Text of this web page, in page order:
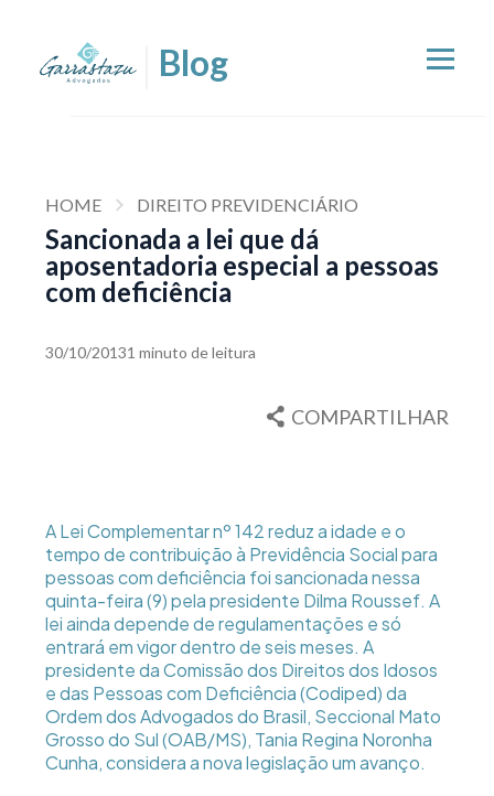
HOME DIREITO PREVIDENCIÁRIO
Sancionada a lei que dá
aposentadoria especial a pessoas
com deficiência
30/10/20131 minuto de leitura
COMPARTILHAR
A Lei Complementar nº 142 reduz a idade e o
tempo de contribuição à Previdência Social para
pessoas com deficiência foi sancionada nessa
quinta-feira (9) pela presidente Dilma Roussef. A
lei ainda depende de regulamentações e só
entrará em vigor dentro de seis meses. A
presidente da Comissão dos Direitos dos Idosos
e das Pessoas com Deficiência (Codiped) da
Ordem dos Advogados do Brasil, Seccional Mato
Grosso do Sul (OAB/MS), Tania Regina Noronha
Cunha, considera a nova legislação um avanço.